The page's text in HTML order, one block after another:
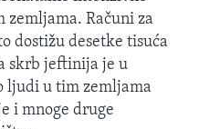
zemljama. Računi za
dostižu desetke tisuća
skrb jeftinija je u
ljudi u tim zemljama
i mnoge druge